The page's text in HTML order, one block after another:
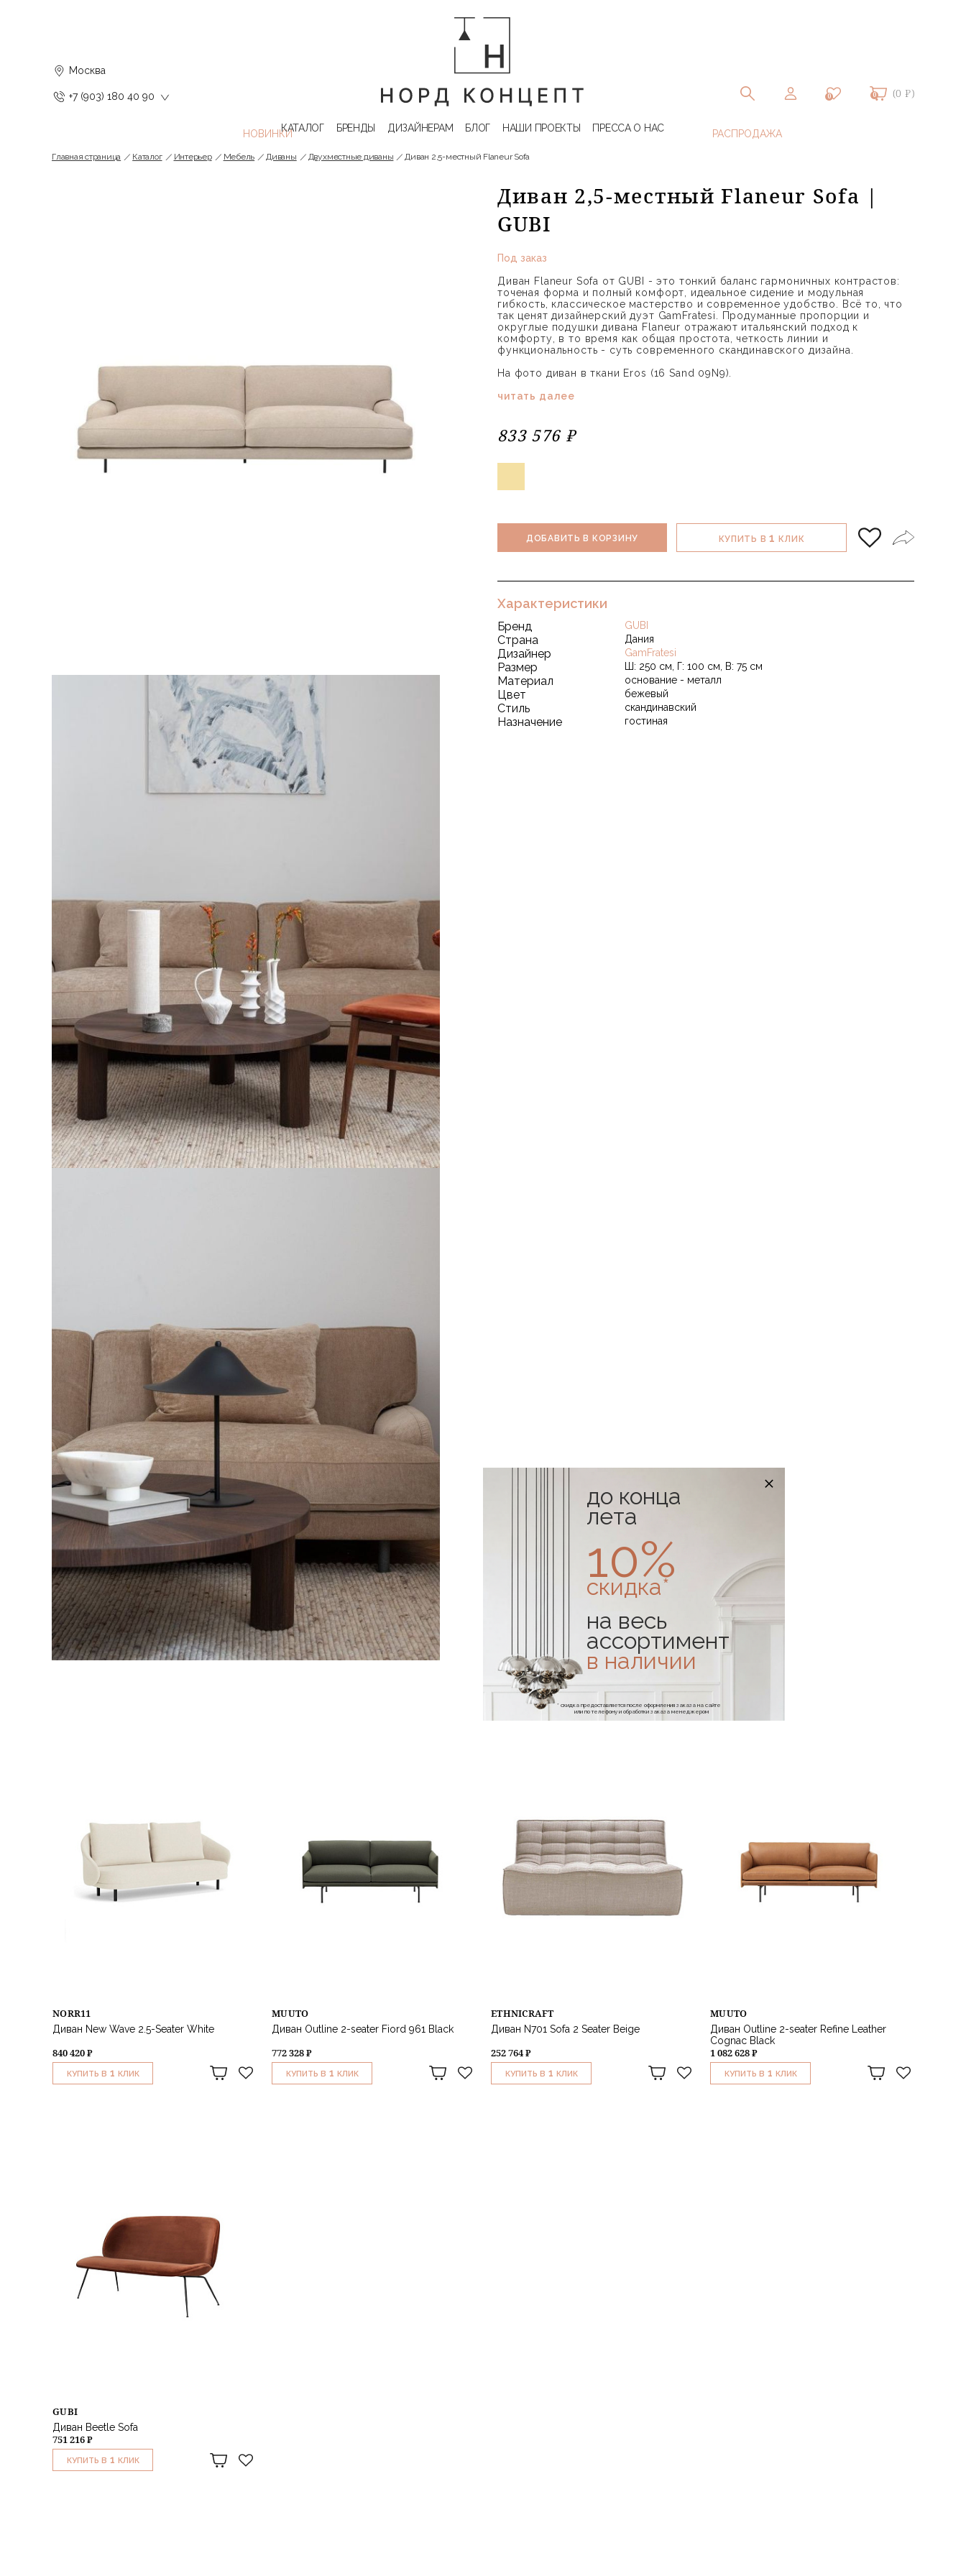
Москва
+7 (903) 180 40 90 0 0 (0 ₽)
КАТАЛОГ БРЕНДЫ ДИЗАЙНЕРАМ БЛОГ НАШИ ПРОЕКТЫ ПРЕССА О НАС
Главная страница Каталог Интерьер Мебель Диваны Двухместные диваны Диван 2,5-местный Flaneur Sofa
Диван 2,5-местный Flaneur Sofa |
GUBI
Под заказ
Диван Flaneur Sofa от GUBI - это тонкий баланс гармоничных контрастов:
точеная форма и полный комфорт, идеальное сидение и модульная
гибкость, классическое мастерство и современное удобство. Всё то, что
так ценят дизайнерский дуэт GamFratesi. Продуманные пропорции и
округлые подушки дивана Flaneur отражают итальянский подход к
комфорту, в то время как общая простота, четкость линии и
функциональность - суть современного скандинавского дизайна.
На фото диван в ткани Eros (16 Sand 09N9).
читать далее
833 576 ₽
ДОБАВИТЬ В КОРЗИНУ КУПИТЬ В1 КЛИК
Характеристики
Бренд GUBI
Страна Дания
Дизайнер GamFratesi
Размер Ш: 250 см, Г: 100 см, В: 75 см
Материал основание - металл
Цвет бежевый
Стиль скандинавский
Назначение гостиная
NORR11
Диван New Wave 2.5-Seater White
840 420 ₽
КУПИТЬ В 1 КЛИК
MUUTO
Диван Outline 2-seater Fiord 961 Black
772 328 ₽
КУПИТЬ В 1 КЛИК
ETHNICRAFT
Диван N701 Sofa 2 Seater Beige
252 764 ₽
КУПИТЬ В 1 КЛИК
MUUTO
Диван Outline 2-seater Refine Leather
Cognac Black
1 082 628 ₽
КУПИТЬ В 1 КЛИК
GUBI
Диван Beetle Sofa
751 216 ₽
КУПИТЬ В 1 КЛИК
до конца
лета
10%
скидка*
на весь
ассортимент
в наличии
* скидка предоставляется после оформления заказа на сайте
или по телефону и обработки заказа менеджером